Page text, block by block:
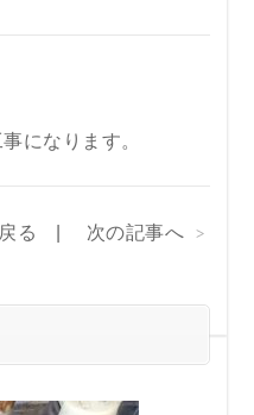
になります。
る 次の記事へ